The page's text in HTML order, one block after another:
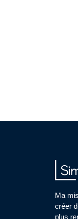
Ma
créer
plus